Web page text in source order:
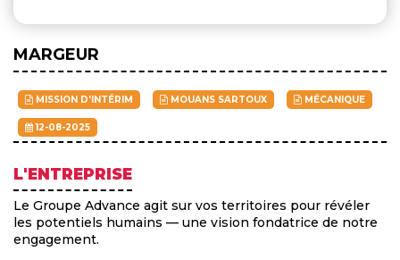
MARGEUR
MISSION D'INTÉRIM MOUANS SARTOUX MÉCANIQUE
12-08-2025
L'ENTREPRISE
Le Groupe Advance agit sur vos territoires pour révéler
les potentiels humains — une vision fondatrice de notre
engagement.